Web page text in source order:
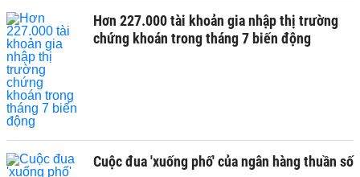
Hơn 227.000 tài khoản gia nhập thị trường
chứng khoán trong tháng 7 biến động
Cuộc đua 'xuống phố' của ngân hàng thuần số